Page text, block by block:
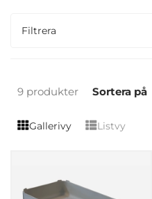
Filtrera
9 produkter Sortera på
Gallerivy Listvy